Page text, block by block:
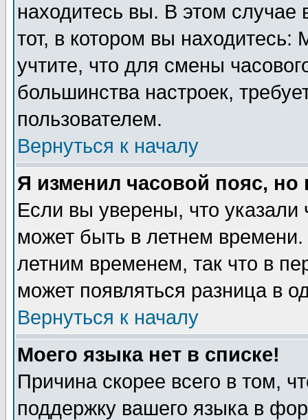
находитесь вы. В этом
тот, в котором вы
учтите, что для смены
большинства настроек,
пользователем.
Вернуться к началу
Я изменил часовой пояс,
Если вы уверены, что указали
может быть в летнем
летним временем, так что в
может появляться разница в
Вернуться к началу
Моего языка нет в списке!
Причина скорее всего в том,
поддержку вашего языка в